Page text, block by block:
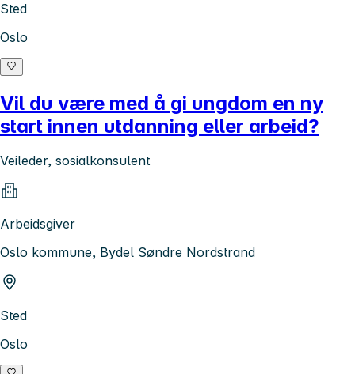
Sted
Oslo
Vil du være med å gi ungdom en ny
start innen utdanning eller arbeid?
Veileder, sosialkonsulent
Arbeidsgiver
Oslo kommune, Bydel Søndre Nordstrand
Sted
Oslo